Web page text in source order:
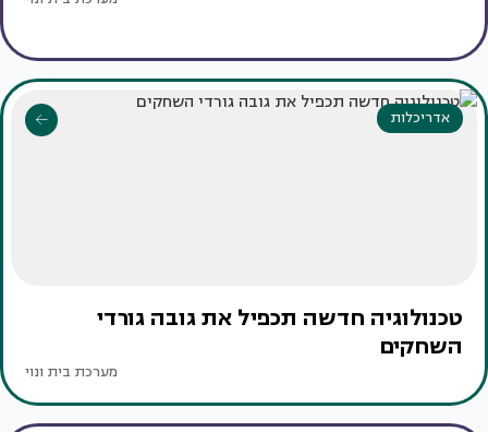
אדריכלות
טכנולוגיה חדשה תכפיל את גובה גורדי
השחקים
מערכת בית ונוי